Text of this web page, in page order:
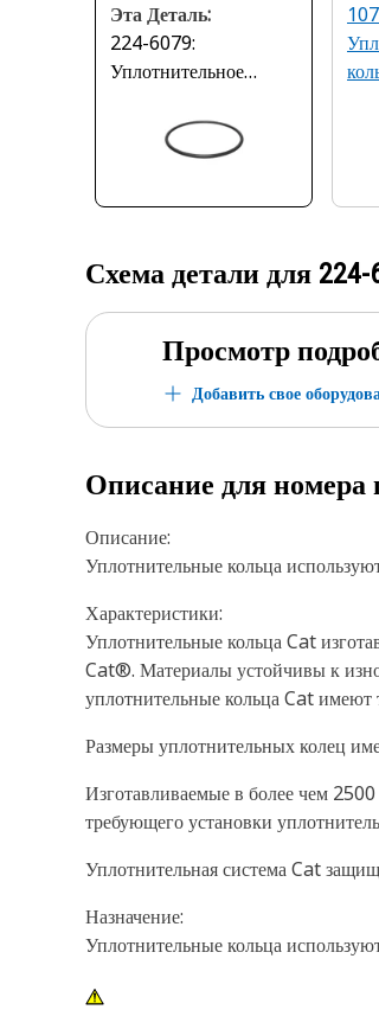
Эта Деталь:
224-6079:
Уплотнительное
диаметром 88,49 мм
Схема детали для 224-
Просмотр
Добавить свое
Описание для номера
Описание:
Уплотнительные кольца
Характеристики:
Уплотнительные кольца Cat
Cat®. Материалы устойчивы к
уплотнительные кольца Cat имеют
Размеры уплотнительных колец
Изготавливаемые в более чем
требующего установки
Уплотнительная система Cat
Назначение:
Уплотнительные кольца